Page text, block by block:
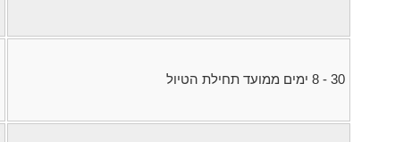
30 - 8 ימים ממועד תחילת הטיול